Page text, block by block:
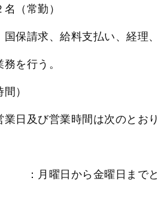
（常勤）
請求、給料支払い、経理、
を行う。
）
日及び営業時間は次のとおり
曜日から金曜日までと